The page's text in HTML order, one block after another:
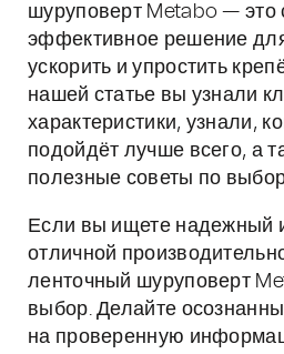
шуруповерт Metabo — это
эффективное решение для
ускорить и упростить
нашей статье вы узнали
характеристики, узнали,
подойдёт лучше всего, а
полезные советы по
Если вы ищете надежный
отличной
ленточный шуруповерт
выбор. Делайте
на проверенную